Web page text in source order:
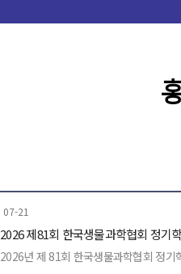
2026 제81회 한국생물과학협회 정기
2026년 제 81회 한국생물과학협회 정기
07-21